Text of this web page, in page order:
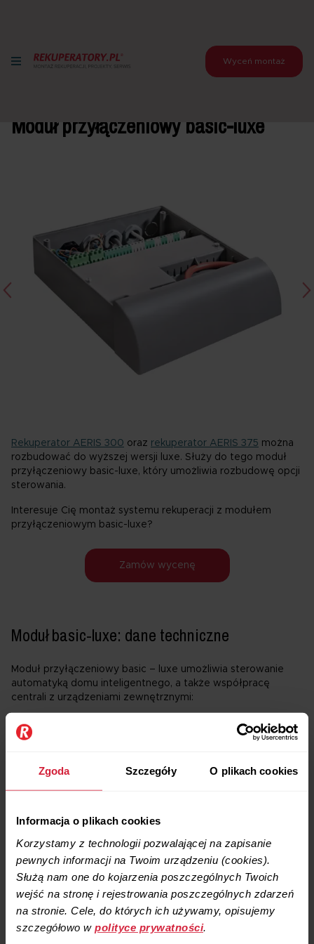
Zgoda Szczegóły O plikach cookies
Informacja o plikach cookies
Korzystamy z technologii pozwalającej na zapisanie
pewnych informacji na Twoim urządzeniu (cookies).
Służą nam one do kojarzenia poszczególnych Twoich
wejść na stronę i rejestrowania poszczególnych zdarzeń
na stronie. Cele, do których ich używamy, opisujemy
szczegółowo w polityce prywatności.
Wyceń montaż
Strona główna > Akcesoria do rekuperatorów>
Moduł przyłączeniowy basic-luxe
Rekuperator AERIS 300 oraz rekuperator AERIS 375 można
rozbudować do wyższej wersji luxe. Służy do tego moduł
przyłączeniowy basic-luxe, który umożliwia rozbudowę opcji
sterowania.
Interesuje Cię montaż systemu rekuperacji z modułem
przyłączeniowym basic-luxe?
Zamów wycenę
Moduł basic-luxe: dane techniczne
Moduł przyłączeniowy basic – luxe umożliwia sterowanie
automatyką domu inteligentnego, a także współpracę
centrali z urządzeniami zewnętrznymi:
powietrznym
czujnikiem wilgotności(maksymalnie można podłączyć 4
szt.)
modułem FIBARO
Wymiary modułu: 0,32 m x 0,255 m x 0,073 m
Waga: 1,625 kg